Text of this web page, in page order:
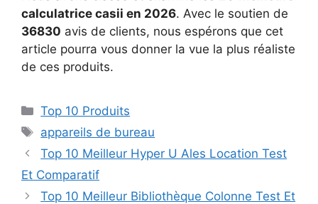
calculatrice casii en 2026. Avec le soutien de
36830 avis de clients, nous espérons que cet
article pourra vous donner la vue la plus réaliste
de ces produits.
Top 10 Produits
appareils de bureau
Top 10 Meilleur Hyper U Ales Location Test
Et Comparatif
Top 10 Meilleur Bibliothèque Colonne Test Et